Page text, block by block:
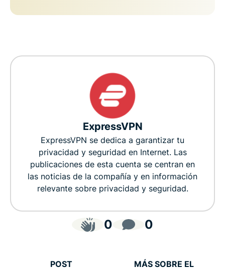
ExpressVPN
ExpressVPN se dedica a garantizar tu
privacidad y seguridad en Internet. Las
publicaciones de esta cuenta se centran en
las noticias de la compañía y en información
relevante sobre privacidad y seguridad.
0 0
POST
MÁS SOBRE EL